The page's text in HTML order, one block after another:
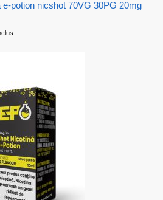
potion nicshot 70VG 30PG 20mg